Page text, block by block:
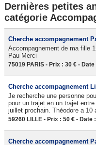
Dernières petites
catégorie
Cherche accompagnement
Accompagnement de ma fille
Pau Merci
75019 PARIS - Prix : 30 € -
Cherche accompagnement
Je recherche une personne
pour un trajet en un trajet
juillet prochain. Théodore a 10
59260 LILLE - Prix : 50 € - Date
Cherche accompagnement